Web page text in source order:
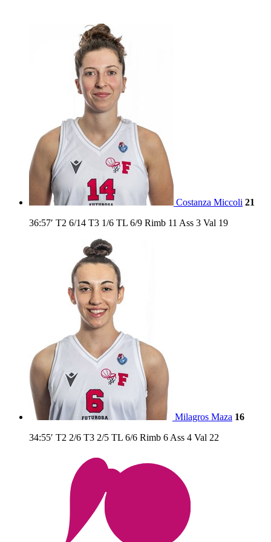
Costanza Miccoli 21
36:57′ T2 6/14 T3 1/6 TL 6/9 Rimb 11 Ass 3 Val 19
Milagros Maza 16
34:55′ T2 2/6 T3 2/5 TL 6/6 Rimb 6 Ass 4 Val 22